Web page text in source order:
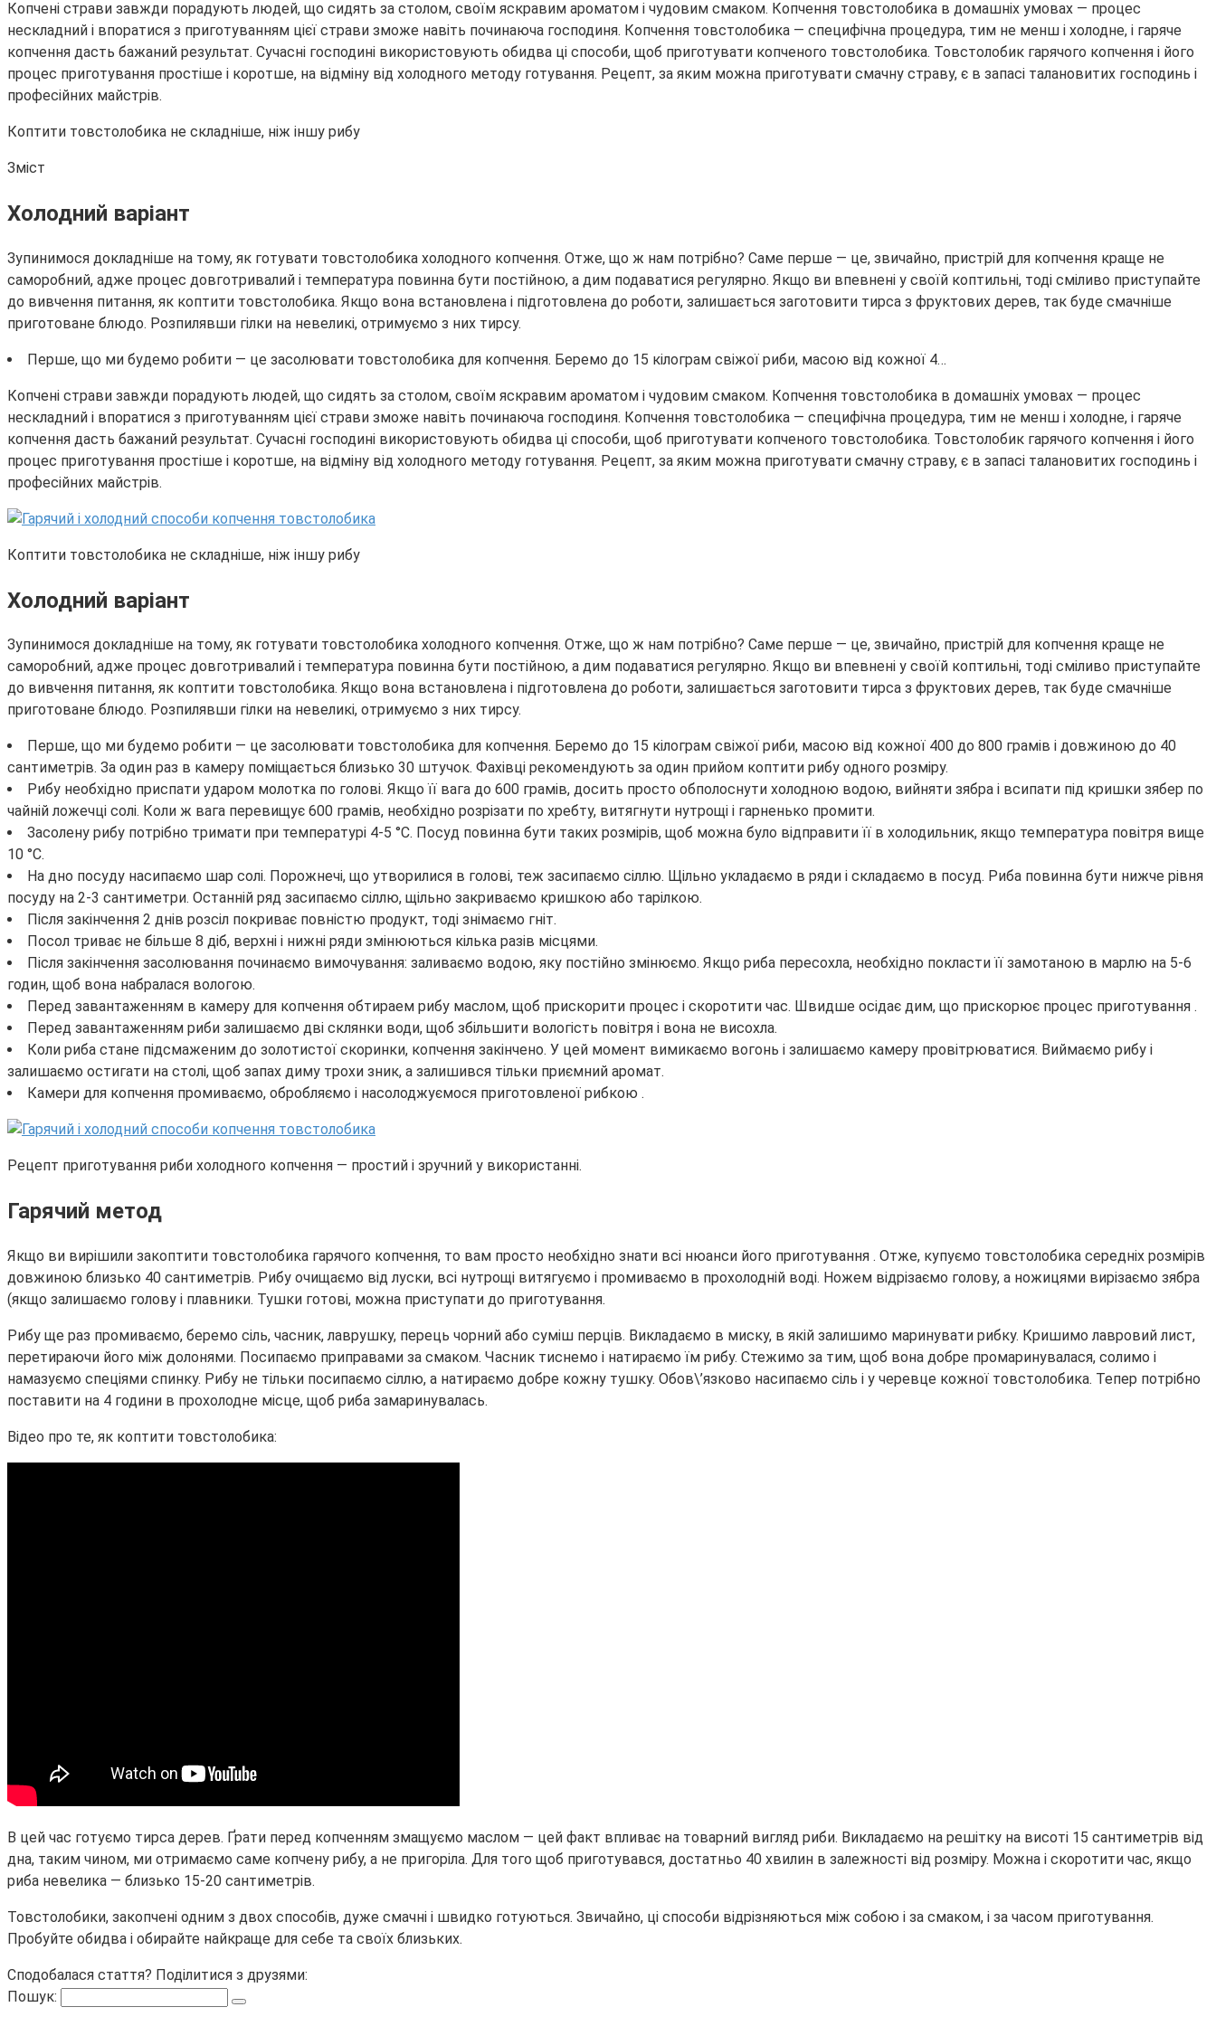
Копчені страви завжди порадують людей, що сидять за столом, своїм яскравим ароматом і чудовим смаком. Копчення товстолобика в домашніх умовах — процес
нескладний і впоратися з приготуванням цієї страви зможе навіть починаюча господиня. Копчення товстолобика — специфічна процедура, тим не менш і холодне, і гаряче
копчення дасть бажаний результат. Сучасні господині використовують обидва ці способи, щоб приготувати копченого товстолобика. Товстолобик гарячого копчення і його
процес приготування простіше і коротше, на відміну від холодного методу готування. Рецепт, за яким можна приготувати смачну страву, є в запасі талановитих господинь і
професійних майстрів.
Коптити товстолобика не складніше, ніж іншу рибу
Зміст
Холодний варіант
Зупинимося докладніше на тому, як готувати товстолобика холодного копчення. Отже, що ж нам потрібно? Саме перше — це, звичайно, пристрій для копчення краще не
саморобний, адже процес довготривалий і температура повинна бути постійною, а дим подаватися регулярно. Якщо ви впевнені у своїй коптильні, тоді сміливо приступайте
до вивчення питання, як коптити товстолобика. Якщо вона встановлена і підготовлена до роботи, залишається заготовити тирса з фруктових дерев, так буде смачніше
приготоване блюдо. Розпилявши гілки на невеликі, отримуємо з них тирсу.
Перше, що ми будемо робити — це засолювати товстолобика для копчення. Беремо до 15 кілограм свіжої риби, масою від кожної 4…
Копчені страви завжди порадують людей, що сидять за столом, своїм яскравим ароматом і чудовим смаком. Копчення товстолобика в домашніх умовах — процес
нескладний і впоратися з приготуванням цієї страви зможе навіть починаюча господиня. Копчення товстолобика — специфічна процедура, тим не менш і холодне, і гаряче
копчення дасть бажаний результат. Сучасні господині використовують обидва ці способи, щоб приготувати копченого товстолобика. Товстолобик гарячого копчення і його
процес приготування простіше і коротше, на відміну від холодного методу готування. Рецепт, за яким можна приготувати смачну страву, є в запасі талановитих господинь і
професійних майстрів.
Коптити товстолобика не складніше, ніж іншу рибу
Холодний варіант
Зупинимося докладніше на тому, як готувати товстолобика холодного копчення. Отже, що ж нам потрібно? Саме перше — це, звичайно, пристрій для копчення краще не
саморобний, адже процес довготривалий і температура повинна бути постійною, а дим подаватися регулярно. Якщо ви впевнені у своїй коптильні, тоді сміливо приступайте
до вивчення питання, як коптити товстолобика. Якщо вона встановлена і підготовлена до роботи, залишається заготовити тирса з фруктових дерев, так буде смачніше
приготоване блюдо. Розпилявши гілки на невеликі, отримуємо з них тирсу.
Перше, що ми будемо робити — це засолювати товстолобика для копчення. Беремо до 15 кілограм свіжої риби, масою від кожної 400 до 800 грамів і довжиною до 40
сантиметрів. За один раз в камеру поміщається близько 30 штучок. Фахівці рекомендують за один прийом коптити рибу одного розміру.
Рибу необхідно приспати ударом молотка по голові. Якщо її вага до 600 грамів, досить просто обполоснути холодною водою, вийняти зябра і всипати під кришки зябер по
чайній ложечці солі. Коли ж вага перевищує 600 грамів, необхідно розрізати по хребту, витягнути нутрощі і гарненько промити.
Засолену рибу потрібно тримати при температурі 4-5 °C. Посуд повинна бути таких розмірів, щоб можна було відправити її в холодильник, якщо температура повітря вище
10 °C.
На дно посуду насипаємо шар солі. Порожнечі, що утворилися в голові, теж засипаємо сіллю. Щільно укладаємо в ряди і складаємо в посуд. Риба повинна бути нижче рівня
посуду на 2-3 сантиметри. Останній ряд засипаємо сіллю, щільно закриваємо кришкою або тарілкою.
Після закінчення 2 днів розсіл покриває повністю продукт, тоді знімаємо гніт.
Посол триває не більше 8 діб, верхні і нижні ряди змінюються кілька разів місцями.
Після закінчення засолювання починаємо вимочування: заливаємо водою, яку постійно змінюємо. Якщо риба пересохла, необхідно покласти її замотаною в марлю на 5-6
годин, щоб вона набралася вологою.
Перед завантаженням в камеру для копчення обтираем рибу маслом, щоб прискорити процес і скоротити час. Швидше осідає дим, що прискорює процес приготування .
Перед завантаженням риби залишаємо дві склянки води, щоб збільшити вологість повітря і вона не висохла.
Коли риба стане підсмаженим до золотистої скоринки, копчення закінчено. У цей момент вимикаємо вогонь і залишаємо камеру провітрюватися. Виймаємо рибу і
залишаємо остигати на столі, щоб запах диму трохи зник, а залишився тільки приємний аромат.
Камери для копчення промиваємо, обробляємо і насолоджуємося приготовленої рибкою .
Рецепт приготування риби холодного копчення — простий і зручний у використанні.
Гарячий метод
Якщо ви вирішили закоптити товстолобика гарячого копчення, то вам просто необхідно знати всі нюанси його приготування . Отже, купуємо товстолобика середніх розмірів
довжиною близько 40 сантиметрів. Рибу очищаємо від луски, всі нутрощі витягуємо і промиваємо в прохолодній воді. Ножем відрізаємо голову, а ножицями вирізаємо зябра
(якщо залишаємо голову і плавники. Тушки готові, можна приступати до приготування.
Рибу ще раз промиваємо, беремо сіль, часник, лаврушку, перець чорний або суміш перців. Викладаємо в миску, в якій залишимо маринувати рибку. Кришимо лавровий лист,
перетираючи його між долонями. Посипаємо приправами за смаком. Часник тиснемо і натираємо їм рибу. Стежимо за тим, щоб вона добре промаринувалася, солимо і
намазуємо спеціями спинку. Рибу не тільки посипаємо сіллю, а натираємо добре кожну тушку. Обов\’язково насипаємо сіль і у черевце кожної товстолобика. Тепер потрібно
поставити на 4 години в прохолодне місце, щоб риба замаринувалась.
Відео про те, як коптити товстолобика:
В цей час готуємо тирса дерев. Ґрати перед копченням змащуємо маслом — цей факт впливає на товарний вигляд риби. Викладаємо на решітку на висоті 15 сантиметрів від
дна, таким чином, ми отримаємо саме копчену рибу, а не пригоріла. Для того щоб приготувався, достатньо 40 хвилин в залежності від розміру. Можна і скоротити час, якщо
риба невелика — близько 15-20 сантиметрів.
Товстолобики, закопчені одним з двох способів, дуже смачні і швидко готуються. Звичайно, ці способи відрізняються між собою і за смаком, і за часом приготування.
Пробуйте обидва і обирайте найкраще для себе та своїх близьких.
Сподобалася стаття? Поділитися з друзями:
Пошук: